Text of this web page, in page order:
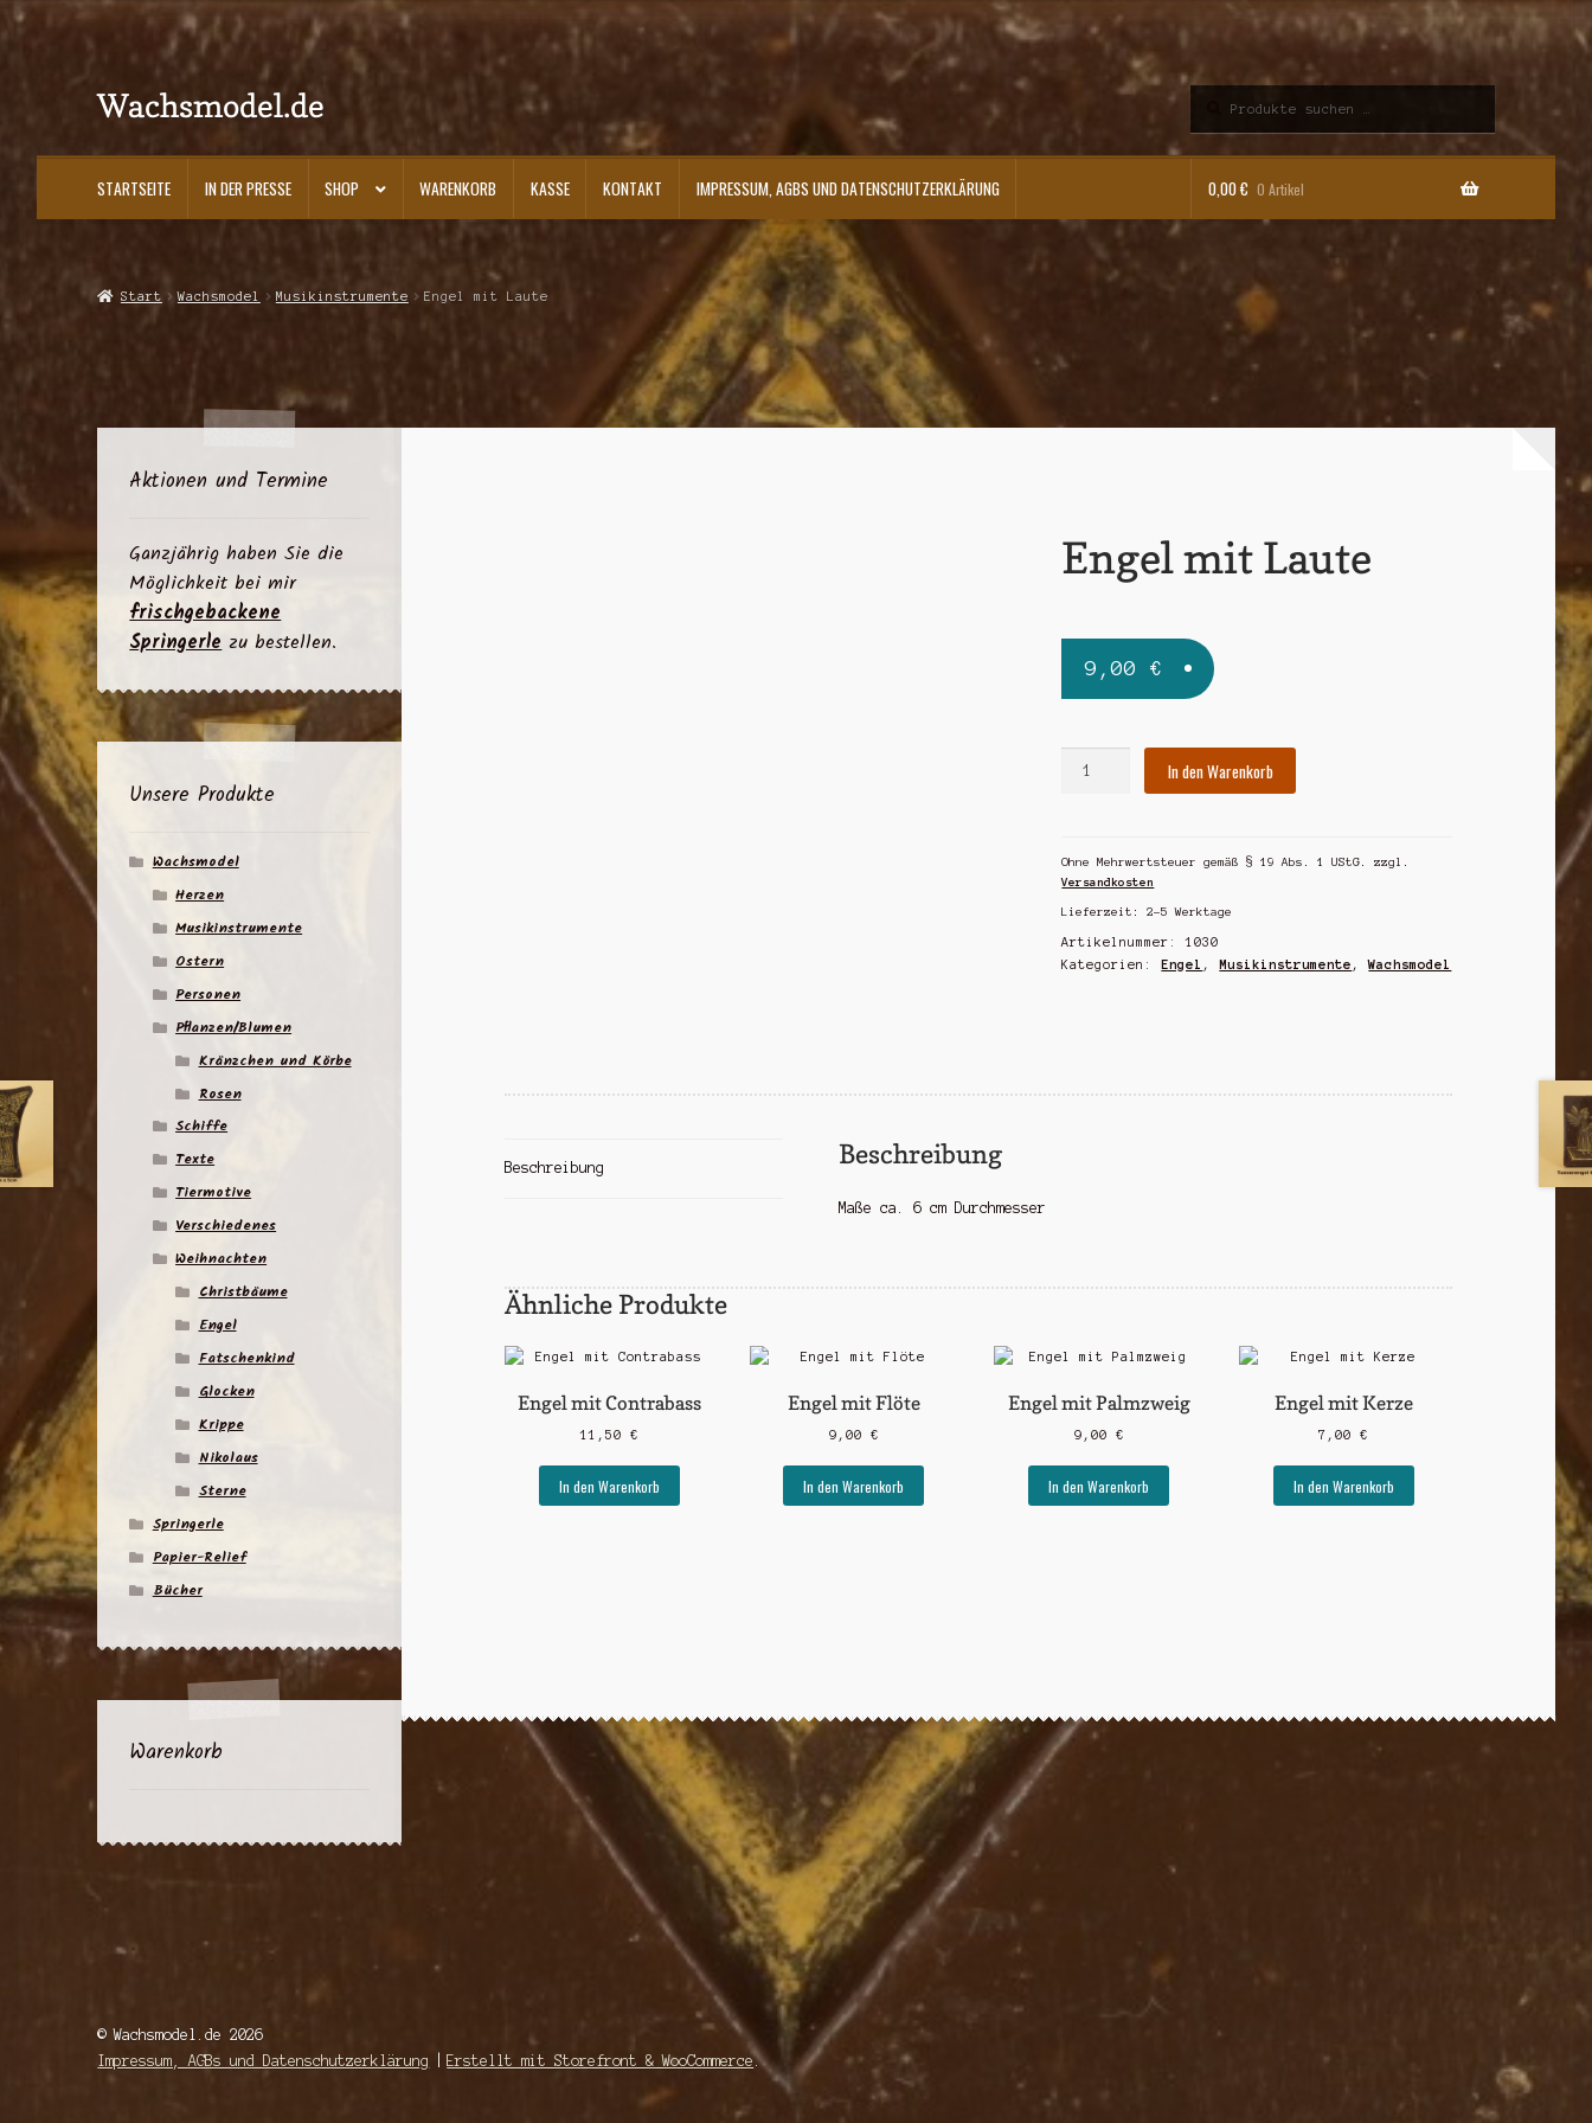
Zur
Navigation
Zum
Inhalt
Wachsmodel.de
nach:
STARTSEITE IN DER PRESSE SHOP WARENKORB KASSE KONTAKT IMPRESSUM, AGBS UND DATENSCHUTZERKLÄRUNG
Versandarten WarenkorbWiderrufsbelehrung
0,00€ 0 Artikel
Start Wachsmodel Musikinstrumente Engel mit Laute
Engel mit Laute
9,00 €
In den Warenkorb
Ohne Mehrwertsteuer gemäß § 19 Abs. 1 UStG.
zzgl.
Versandkosten
Lieferzeit:2-5 Werktage
Artikelnummer:1030
Kategorien:Engel ,Musikinstrumente ,Wachsmodel
Beschreibung Beschreibung
Maße ca. 6 cm Durchmesser
Ähnliche Produkte
Engel mit Contrabass
11,50 €
In den Warenkorb
Engel mit Flöte
9,00 €
In den Warenkorb
Engel mit Palmzweig
9,00 €
In den Warenkorb
Engel mit Kerze
7,00€
In den Warenkorb
Aktionen und Termine
Ganzjährig haben Sie die
Möglichkeit bei mir
frischgebackene
Springerlezu bestellen.
Unsere Produkte
Wachsmodel
Herzen
Musikinstrumente
Ostern
Personen
Pflanzen/Blumen
Kränzchen und Körbe
Rosen
Schiffe
Texte
Tiermotive
Verschiedenes
Weihnachten
Christbäume
Engel
Fatschenkind
Glocken
Krippe
Nikolaus
Sterne
Springerle
Papier-Relief
Bücher
Warenkorb
© Wachsmodel.de 2026
Impressum, AGBs und Datenschutzerklärung
Erstellt mit Storefront & WooCommerce.